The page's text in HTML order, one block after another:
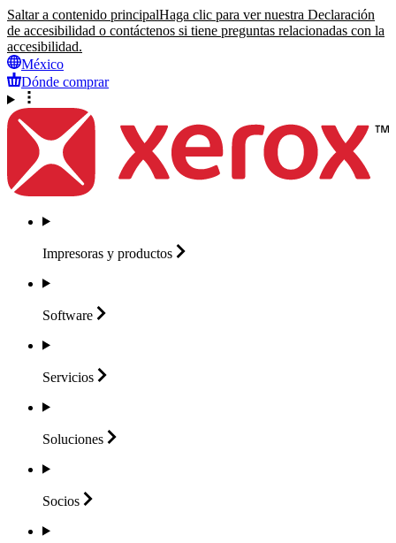
Saltar a contenido principalHaga clic para ver nuestra Declaración
de accesibilidad o contáctenos si tiene preguntas relacionadas con la
accesibilidad.
México
Dónde comprar
Impresoras y productos
Software
Servicios
Soluciones
Socios